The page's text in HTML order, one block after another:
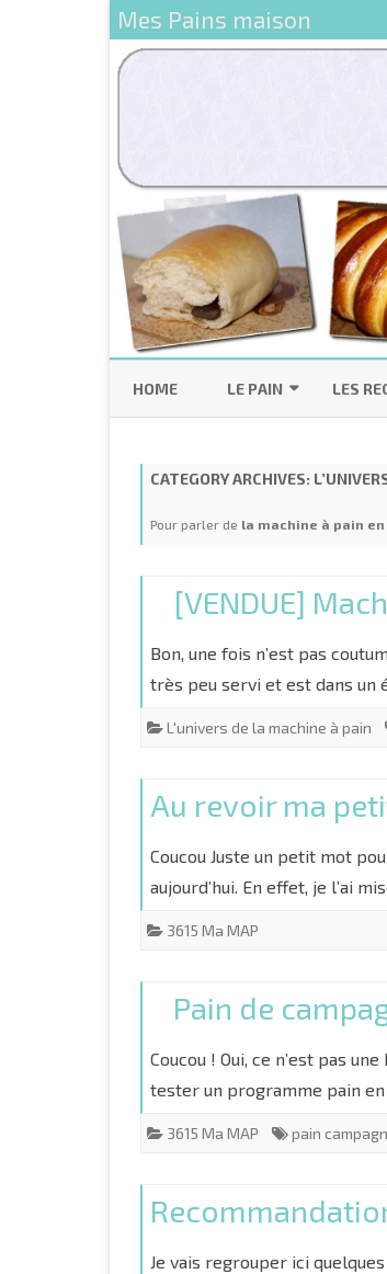
Mes Pains maison
HOME LE PAIN
LE LEVAIN NATUREL
LE MATÉRIEL
FABRICATION
LES
REPAS
CATEGORY ARCHIVES:
Pour parler de la machine à pain
[VENDUE]
Bon, une fois n’est pas
très peu servi et est dans un
L'univers de la machine à pain
Au revoir ma
Coucou Juste un petit mot
aujourd’hui. En effet, je l’ai
3615 Ma MAP
Pain de
Coucou ! Oui, ce n’est pas
tester un programme pain
3615 Ma MAP pain
Je vais regrouper ici